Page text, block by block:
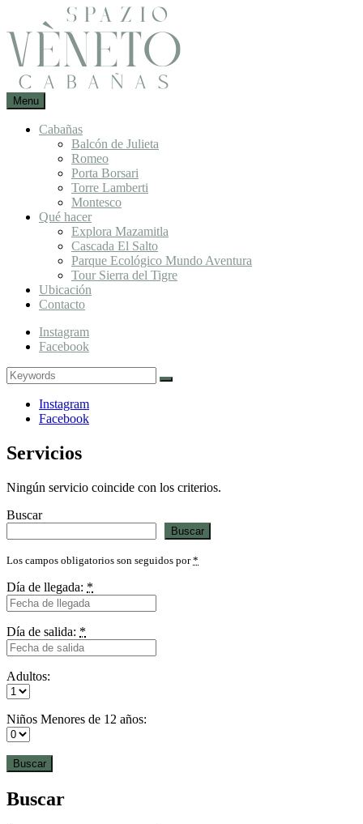
content
Spazio
Vèneto :
Mazamitla
Un
lugar
para
desconectarte
Menu
Cabañas
Balcón de Julieta
Romeo
Porta Borsari
Torre Lamberti
Montesco
Qué hacer
Explora Mazamitla
Cascada El Salto
Parque Ecológico Mundo Aventura
Tour Sierra del Tigre
Ubicación
Contacto
Instagram
Facebook
Search
for:
Search
Instagram
Facebook
Servicios
Ningún servicio coincide con los criterios.
Buscar
Buscar
Los campos obligatorios son seguidos por*
Día de llegada: *
Día de salida: *
Adultos:
Niños Menores de 12 años:
Buscar